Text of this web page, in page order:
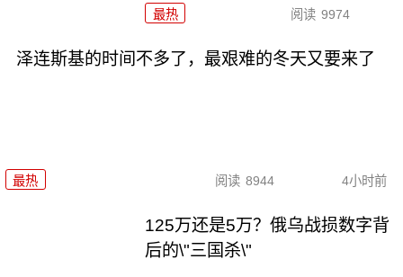
最热 阅读 9974
泽连斯基的时间不多了，最艰难的冬天又要来了
最热 阅读 8944 4小时前
125万还是5万？俄乌战损数字背
后的\"三国杀\"